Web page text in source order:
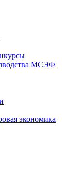
МСЭФ
экономика